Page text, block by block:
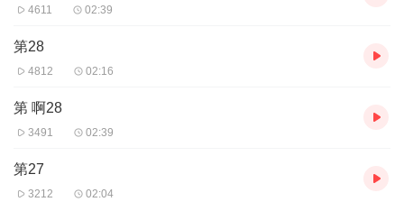
4611 02:39
第28
4812 02:16
第 啊28
3491 02:39
第27
3212 02:04